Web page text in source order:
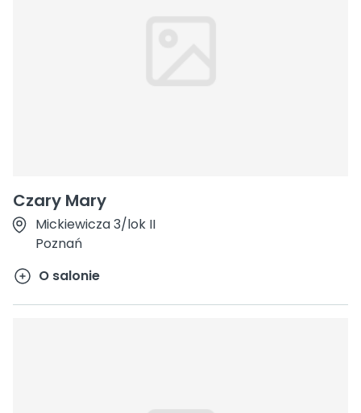
Czary Mary
Mickiewicza 3/lok II
Poznań
O salonie